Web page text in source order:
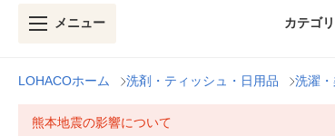
メニュー カテゴ
LOHACOホーム 洗剤・ティッシュ・日用品 洗濯
熊本地震の影響について